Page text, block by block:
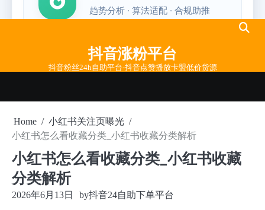
抖音涨粉平台
抖音粉丝24h自助平台-抖音点赞播放卡盟低价货源
Home
小红书关注页曝光
小红书怎么看收藏分类_小红书收藏分类解析
小红书怎么看收藏分类_小红书收藏
分类解析
2026年6月13日 by抖音24自助下单平台